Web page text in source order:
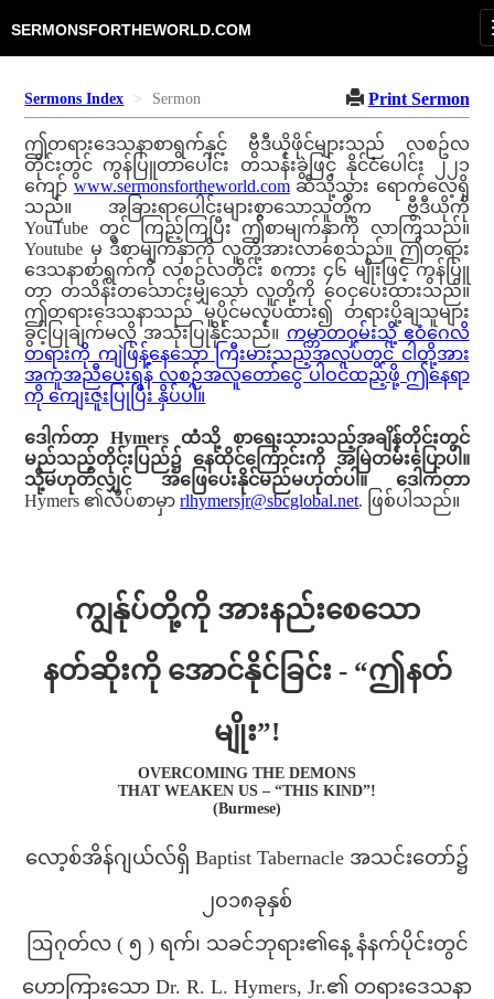
SERMONSFORTHEWORLD.COM
Sermons Index Sermon Print Sermon
ဤတရားဒေသနာစာရွက်နှင့် ဗွီဒီယိုဖိုင်များသည် လစဥ်လ
တိုင်းတွင် ကွန်ပြူတာပေါင်း တသန်းခွဲဖြင့် နိုင်ငံပေါင်း ၂၂၁
ကျော် www.sermonsfortheworld.comဆီသို့သွား ရောက်လေ့ရှိ
သည်။ အခြားရာပေါင်းများစွာသောသူတို့က ဗွီဒီယိုကို
YouTube တွင် ကြည့်ကြပြီး ဤစာမျက်နှာကို လာကြသည်။
Youtube မှ ဒီစာမျက်နှာကို လူတို့အားလာစေသည်။ ဤတရား
ဒေသနာစာရွက်ကို လစဥ်လတိုင်း စကား ၄၆ မျိုးဖြင့် ကွန်ပြူ
တာ တသိန်းတသောင်းမျှသော လူတို့ကို ဝေငှပေးထားသည်။
ဤတရားဒေသနာသည် မူပိုင်မလုပ်ထား၍ တရားပို့ချသူများ
ခွင့်ပြုချက်မလို အသုံးပြုနိုင်သည်။ ကမ္ဘာတဝှမ်းသို့ ဧဝံဂေလိ
တရားကို ကျဲဖြန့်နေသော ကြီးမားသည့်အလုပ်တွင် ငါတို့အား
အကူအညီပေးရန် လစဉ်အလူတော်ငွေ ပါဝင်ထည့်ဖို့ ဤနေရာ
ကို ကျေးဇူးပြုပြီး နှိပ်ပါ။
ဒေါက်တာ Hymers ထံသို့ စာရေးသားသည့်အချိန်တိုင်းတွင်
မည်သည့်တိုင်းပြည်၌ နေထိုင်ကြောင်းကို အမြဲတမ်းပြောပါ။
သို့မဟုတ်လျှင် အဖြေပေးနိုင်မည်မဟုတ်ပါ။ ဒေါက်တာ
Hymers ၏လိပ်စာမှာrlhymersjr@sbcglobal.net. ဖြစ်ပါသည်။
ကျွန်ုပ်တို့ကို အားနည်းစေသော
နတ်ဆိုးကို အောင်နိုင်ခြင်း - “ဤနတ်
မျိုး”!
OVERCOMING THE DEMONS
THAT WEAKEN US – “THIS KIND”!
(Burmese)
လော့စ်အိန်ဂျယ်လ်ရှိ Baptist Tabernacle အသင်းတော်၌
၂၀၁၈ခုနှစ်
ဩဂုတ်လ ( ၅ ) ရက်၊ သခင်ဘုရား၏နေ့ နံနက်ပိုင်းတွင်
ဟောကြားသော Dr. R. L. Hymers, Jr.၏ တရားဒေသနာ